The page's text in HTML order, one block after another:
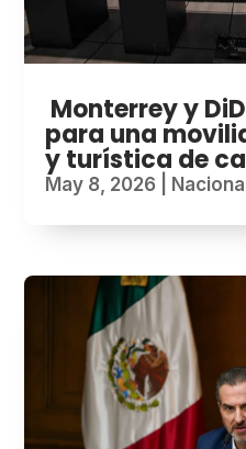
Monterrey y
para una
y turística de
May 8, 2026 Nacional